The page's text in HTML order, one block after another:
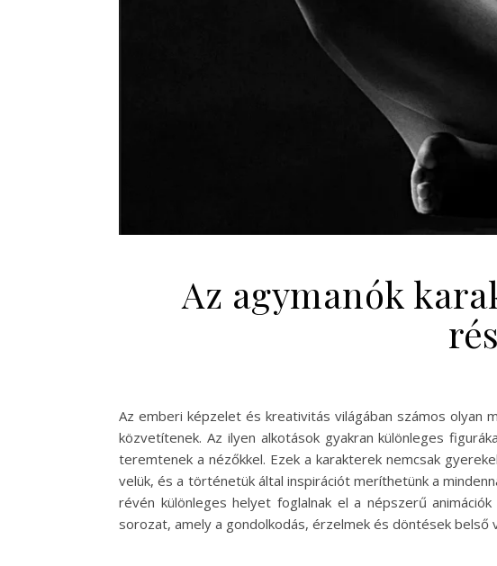
Az agymanók
Az emberi képzelet és kreativitás világában számos olyan
közvetítenek. Az ilyen alkotások gyakran különleges
teremtenek a nézőkkel. Ezek a karakterek nemcsak
velük, és a történetük által inspirációt meríthetünk a
révén különleges helyet foglalnak el a népszerű
sorozat, amely a gondolkodás, érzelmek és döntések